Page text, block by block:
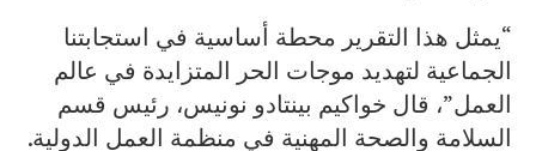
“يمثل هذا التقرير محطة أساسية في استجابتنا
الجماعية لتهديد موجات الحر المتزايدة في عالم
العمل”، قال خواكيم بينتادو نونيس، رئيس قسم
السلامة والصحة المهنية في منظمة العمل الدولية.